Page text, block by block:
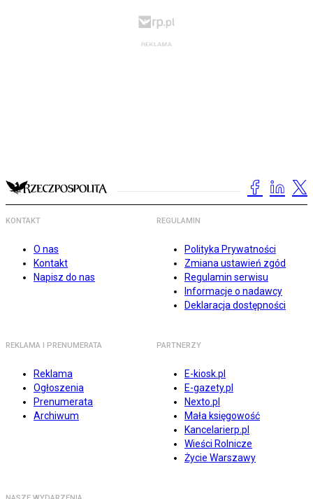
KONTAKT
O nas
Kontakt
Napisz do nas
REGULAMIN
Polityka Prywatności
Zmiana ustawień zgód
Regulamin serwisu
Informacje o nadawcy
Deklaracja dostępności
REKLAMA I PRENUMERATA
Reklama
Ogłoszenia
Prenumerata
Archiwum
PARTNERZY
E-kiosk.pl
E-gazety.pl
Nexto.pl
Mała księgowość
Kancelarierp.pl
Wieści Rolnicze
Życie Warszawy